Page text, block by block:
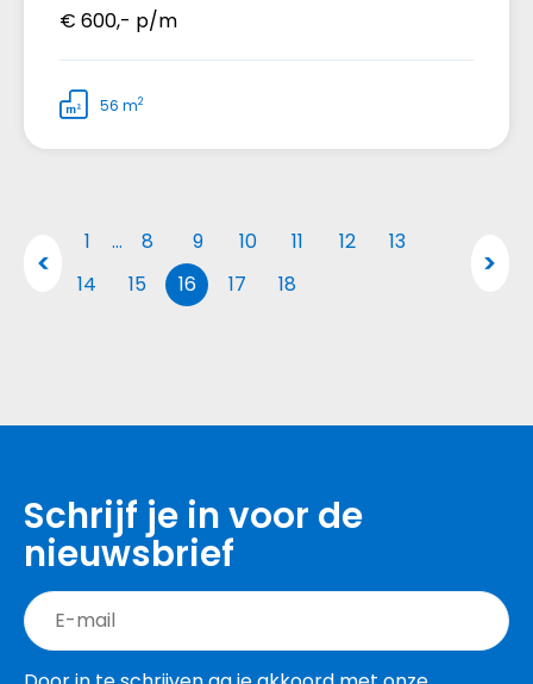
€ 600,- p/m
56 m2
1 … 8 9 10 11 12
13
14
15 16 17 18
Schrijf je in voor de
nieuwsbrief